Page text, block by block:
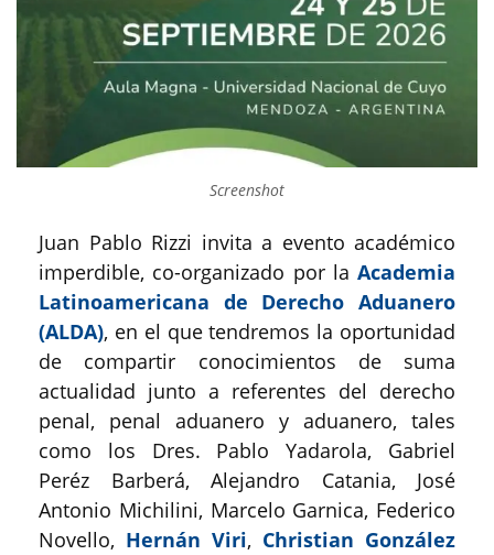
Screenshot
Juan Pablo Rizzi invita a evento académico
imperdible, co-organizado por la Academia
Latinoamericana de Derecho Aduanero
(ALDA), en el que tendremos la oportunidad
de compartir conocimientos de suma
actualidad junto a referentes del derecho
penal, penal aduanero y aduanero, tales
como los Dres. Pablo Yadarola, Gabriel
Peréz Barberá, Alejandro Catania, José
Antonio Michilini, Marcelo Garnica, Federico
Novello, Hernán Viri, Christian González